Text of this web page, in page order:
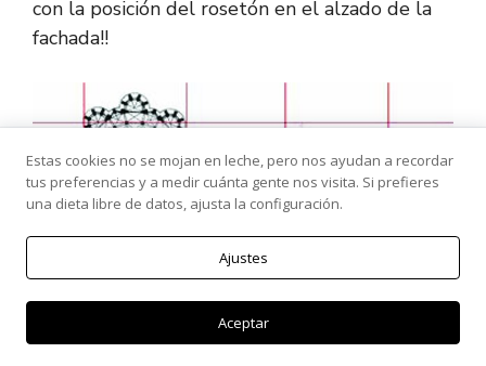
con la posición del rosetón en el alzado de la
fachada!!
Estas cookies no se mojan en leche, pero nos ayudan a recordar
tus preferencias y a medir cuánta gente nos visita. Si prefieres
una dieta libre de datos, ajusta la configuración.
Ajustes
Aceptar